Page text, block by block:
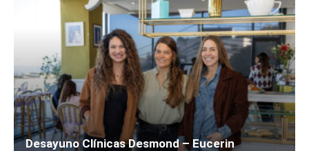
Desayuno Clínicas Desmond – Eucerin